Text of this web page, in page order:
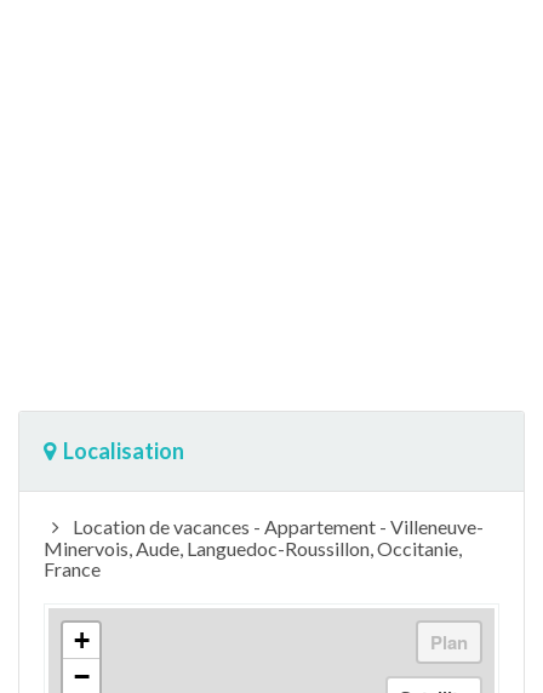
Localisation
Location de vacances - Appartement - Villeneuve-
Minervois, Aude, Languedoc-Roussillon, Occitanie,
France
+
−